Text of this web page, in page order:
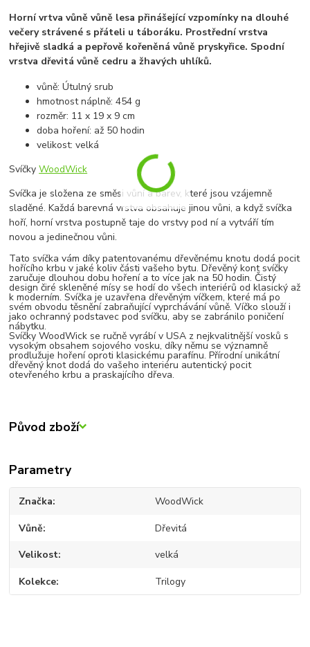
Horní vrtvavůněvůně lesa přinášejícívzpomínkyna dlouhé
večerystrávené s přáteli u táboráku. Prostřední vrstva
hřejivě sladká a pepřově kořeněná vůně pryskyřice. Spodní
vrstva dřevitá vůně cedru a žhavých uhlíků.
vůně: Útulný srub
hmotnost náplně: 454 g
rozměr: 11 x 19 x 9 cm
doba hoření: až 50 hodin
velikost: velká
SvíčkyWoodWick
Svíčka je složena ze směsi vůní a barev, které jsou vzájemně
sladěné. Každá barevná vrstva obsahuje jinou vůni, a když svíčka
hoří, horní vrstva postupně taje do vrstvy pod ní a vytváří tím
novou a jedinečnou vůni.
Tato svíčka vám díky patentovanému dřevěnému knotu dodá pocit
hořícího krbu v jaké koliv části vašeho bytu. Dřevěný kont svíčky
zaručuje dlouhou dobu hoření a to více jak na 50 hodin. Čistý
design čiré skleněné mísy se hodí do všech interiérů od klasický až
k moderním. Svíčka je uzavřena dřevěným víčkem, které má po
svém obvodu těsnění zabraňující vyprchávání vůně. Víčko slouží i
jako ochranný podstavec pod svíčku, aby se zabránilo poničení
nábytku.
Svíčky WoodWick se ručně vyrábí v USA z nejkvalitnější vosků s
vysokým obsahem sojového vosku, díky němu se významně
prodlužuje hoření oproti klasickému parafínu. Přírodní unikátní
dřevěný knot dodá do vašeho interiéru autentický pocit
otevřeného krbu a praskajícího dřeva.
Původ zboží
Parametry
Značka WoodWick
Vůně Dřevitá
Velikost velká
Kolekce Trilogy